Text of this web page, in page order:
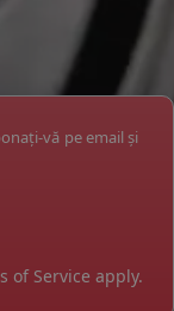
vă pe email și
of Service apply.